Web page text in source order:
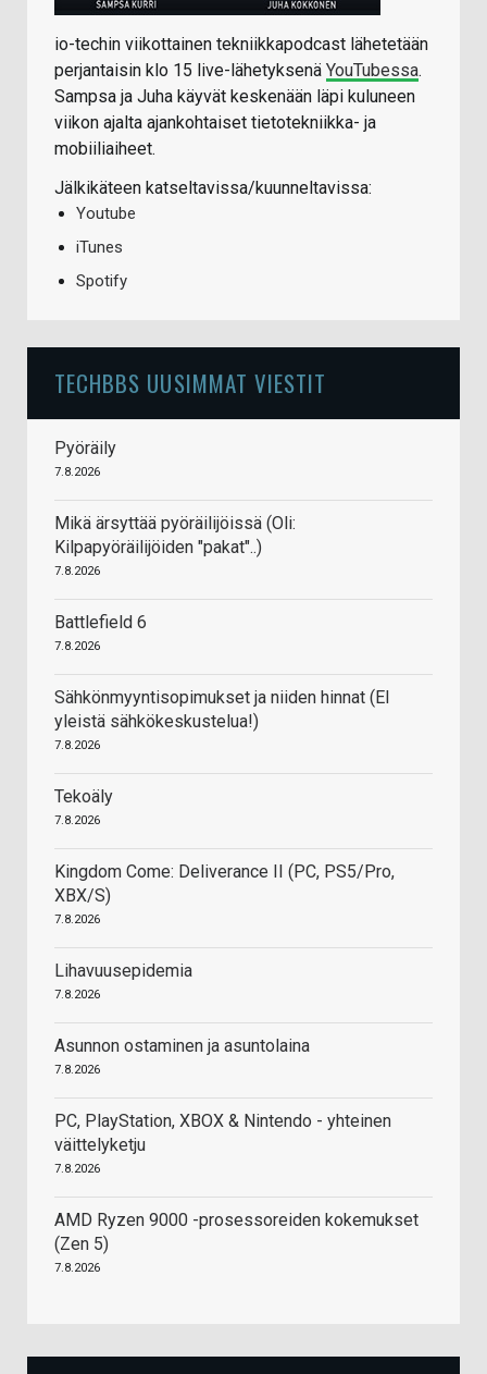
io-techin viikottainen tekniikkapodcast lähetetään
perjantaisin klo 15 live-lähetyksenä YouTubessa.
Sampsa ja Juha käyvät keskenään läpi kuluneen
viikon ajalta ajankohtaiset tietotekniikka- ja
mobiiliaiheet.
Jälkikäteen katseltavissa/kuunneltavissa:
Youtube
iTunes
Spotify
TECHBBS UUSIMMAT VIESTIT
Pyöräily
7.8.2026
Mikä ärsyttää pyöräilijöissä (Oli:
Kilpapyöräilijöiden "pakat"..)
7.8.2026
Battlefield 6
7.8.2026
Sähkönmyyntisopimukset ja niiden hinnat (EI
yleistä sähkökeskustelua!)
7.8.2026
Tekoäly
7.8.2026
Kingdom Come: Deliverance II (PC, PS5/Pro,
XBX/S)
7.8.2026
Lihavuusepidemia
7.8.2026
Asunnon ostaminen ja asuntolaina
7.8.2026
PC, PlayStation, XBOX & Nintendo - yhteinen
väittelyketju
7.8.2026
AMD Ryzen 9000 -prosessoreiden kokemukset
(Zen 5)
7.8.2026